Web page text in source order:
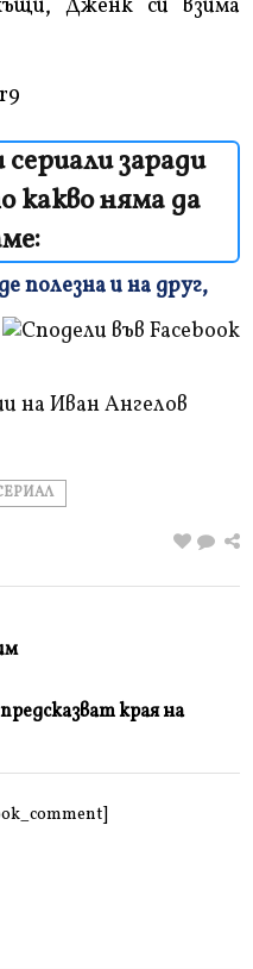
Дженк си взима
заради
какво няма да
полезна и на друг,
на Иван Ангелов
края на